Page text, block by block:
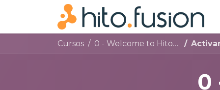
Cursos 0 - Welcome to HitoFusion Activar